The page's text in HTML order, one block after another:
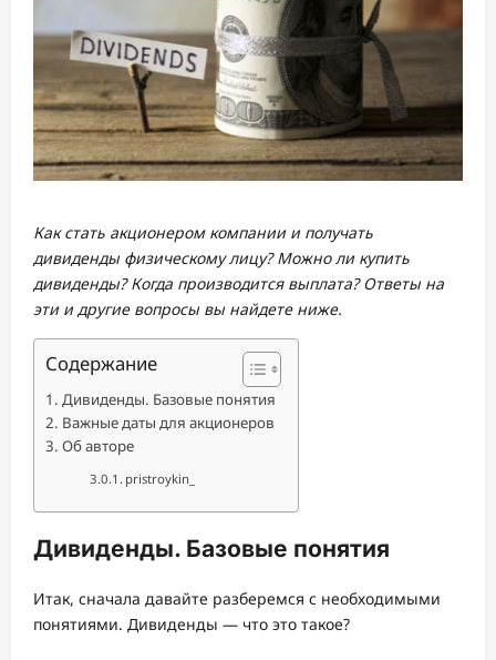
Как стать акционером компании и получать
дивиденды физическому лицу? Можно ли купить
дивиденды? Когда производится выплата? Ответы на
эти и другие вопросы вы найдете ниже.
Содержание
Дивиденды. Базовые понятия
Важные даты для акционеров
Об авторе
pristroykin_
Дивиденды. Базовые понятия
Итак, сначала давайте разберемся с необходимыми
понятиями. Дивиденды — что это такое?